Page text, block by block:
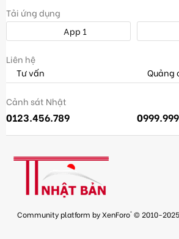
Tải ứng dụng
App 1
Liên hệ
Tư vấn
Quảng
Cảnh sát Nhật
0123.456.789
Community platform by XenForo® © 2010-